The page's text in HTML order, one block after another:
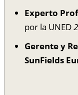
Experto
por la UNED
Gerente y
SunFields